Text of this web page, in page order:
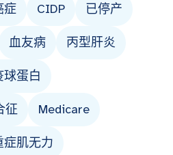
症 CIDP 已停产
血友病 丙型肝炎
球蛋白
征 Medicare
症肌无力